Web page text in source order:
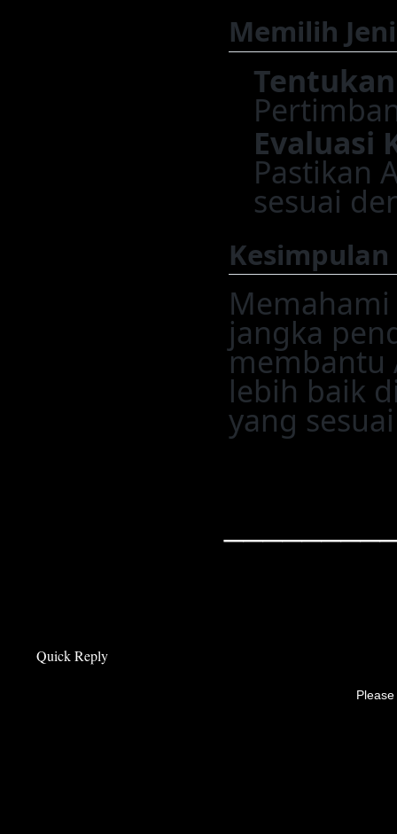
Memilih
Evaluasi
Pastikan
sesuai
Kesimpulan
jangka
membantu
lebih baik
yang
Quick Reply